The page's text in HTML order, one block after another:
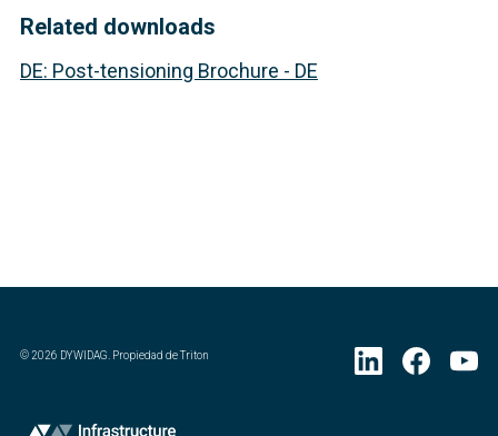
Related downloads
DE: Post-tensioning Brochure - DE
©2026 DYWIDAG. Propiedad de Triton